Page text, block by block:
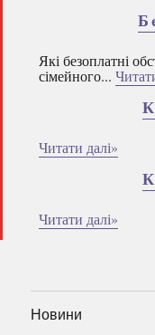
Які безоплатні
сімейного...
Читати далі»
Читати далі»
Новини